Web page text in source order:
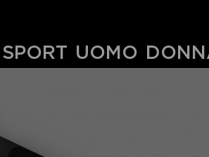
SPORT UOMO